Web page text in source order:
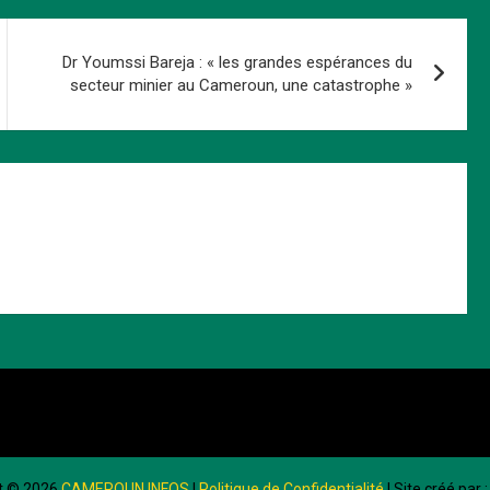
Dr Youmssi Bareja : « les grandes espérances du
secteur minier au Cameroun, une catastrophe »